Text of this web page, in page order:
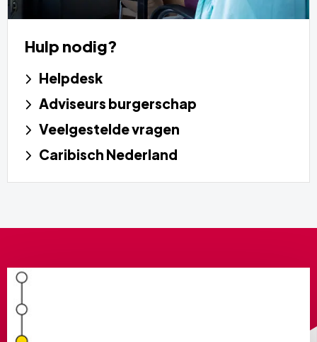
Hulp nodig?
Helpdesk
Adviseurs burgerschap
Veelgestelde vragen
Caribisch Nederland